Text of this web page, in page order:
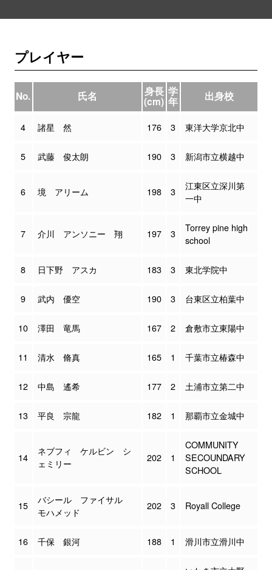
プレイヤー
No. 氏名 身長
(cm)
学
年 出身校
4 諸星 然 176 3 東洋大学京北中
5 武藤 俊太朗 190 3 新潟市立横越中
6 境 アリーム 198 3
江東区立深川第
一中
7 介川 アンソニー 翔 197 3
Torrey pine high
school
8 日下野 アスカ 183 3 東北学院中
9 武内 優空 190 3 台東区立柏葉中
10 澤田 竜馬 167 2 倉敷市立東陽中
11 清水 脩真 165 1 千葉市立椿森中
12 中島 遙希 177 2 土浦市立第二中
13 平良 宗龍 182 1 那覇市立金城中
14
ネブフィ ケルビン シ
ェミリー
202 1
COMMUNITY
SECOUNDARY
SCHOOL
15
バシール ファイサル
モハメッド
202 3 Royall College
16 千保 銀河 188 1 滑川市立滑川中